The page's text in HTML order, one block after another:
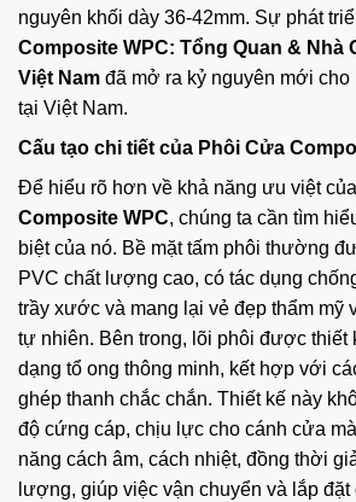
nguyên khối dày 36-42mm. Sự phát
Composite WPC: Tổng Quan & Nhà
Việt Nam đã mở ra kỷ nguyên mới
tại Việt Nam.
Cấu tạo chi tiết của Phôi Cửa
Để hiểu rõ hơn về khả năng ưu việt của
Composite WPC, chúng ta cần tìm
biệt của nó. Bề mặt tấm phôi thường
PVC chất lượng cao, có tác dụng
trầy xước và mang lại vẻ đẹp thẩm mỹ
tự nhiên. Bên trong, lõi phôi được thiết
dạng tổ ong thông minh, kết hợp với
ghép thanh chắc chắn. Thiết kế này
độ cứng cáp, chịu lực cho cánh cửa
năng cách âm, cách nhiệt, đồng thời
lượng, giúp việc vận chuyển và lắp